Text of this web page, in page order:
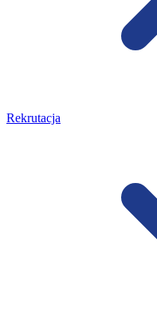
Rekrutacja